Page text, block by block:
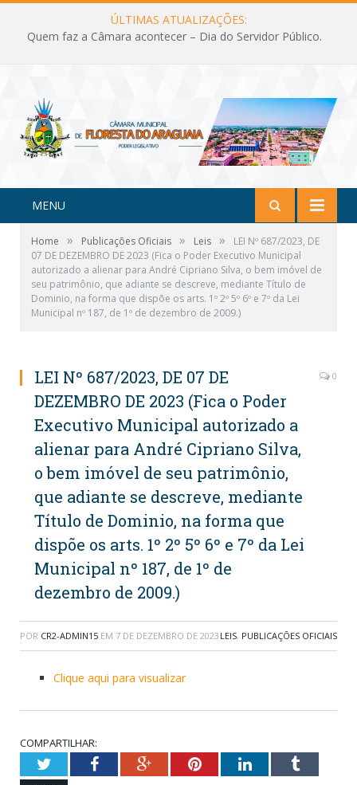
ÚLTIMAS ATUALIZAÇÕES:
Quem faz a Câmara acontecer – Dia do Servidor Público.
MENU
Home » Publicações Oficiais » Leis »
LEI Nº 687/2023, DE
07 DE DEZEMBRO DE 2023 (Fica o Poder Executivo Municipal
autorizado a alienar para André Cipriano Silva, o bem imóvel de
seu patrimônio, que adiante se descreve, mediante Título de
Dominio, na forma que dispõe os arts. 1º 2º 5º 6º e 7º da Lei
Municipal nº 187, de 1º de dezembro de 2009.)
LEI Nº 687/2023, DE 07 DE
DEZEMBRO DE 2023 (Fica o Poder
Executivo Municipal autorizado a
alienar para André Cipriano Silva,
o bem imóvel de seu patrimônio,
que adiante se descreve, mediante
Título de Dominio, na forma que
dispõe os arts. 1º 2º 5º 6º e 7º da Lei
Municipal nº 187, de 1º de
dezembro de 2009.)
0
POR CR2-ADMIN15 EM 7 DE DEZEMBRO DE 2023 LEIS, PUBLICAÇÕES OFICIAIS
Clique aqui para visualizar
COMPARTILHAR:
TwitterFacebookGoogle+PinterestLinkedInTumblr